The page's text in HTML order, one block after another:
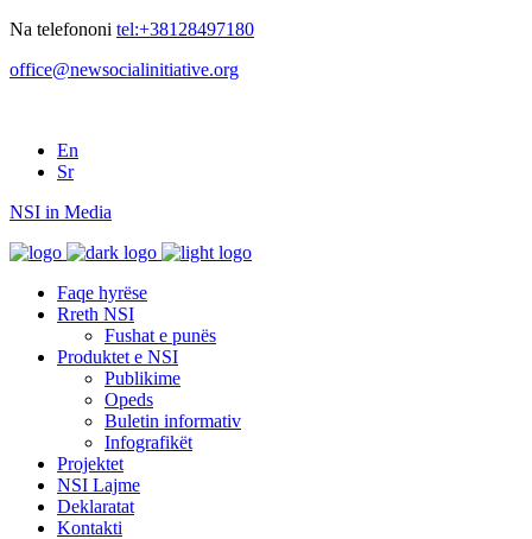
Na telefononi tel:+38128497180
office@newsocialinitiative.org
En
Sr
NSI in Media
Faqe hyrëse
Rreth NSI
Fushat e punës
Produktet e NSI
Publikime
Opeds
Buletin informativ
Infografikët
Projektet
NSI Lajme
Deklaratat
Kontakti